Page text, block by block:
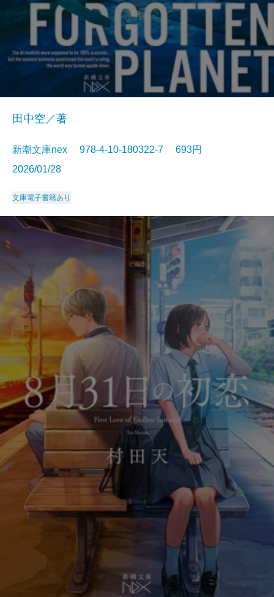
田中空／著
新潮文庫nex 978-4-10-180322-7 693円
2026/01/28
文庫電子書籍あり